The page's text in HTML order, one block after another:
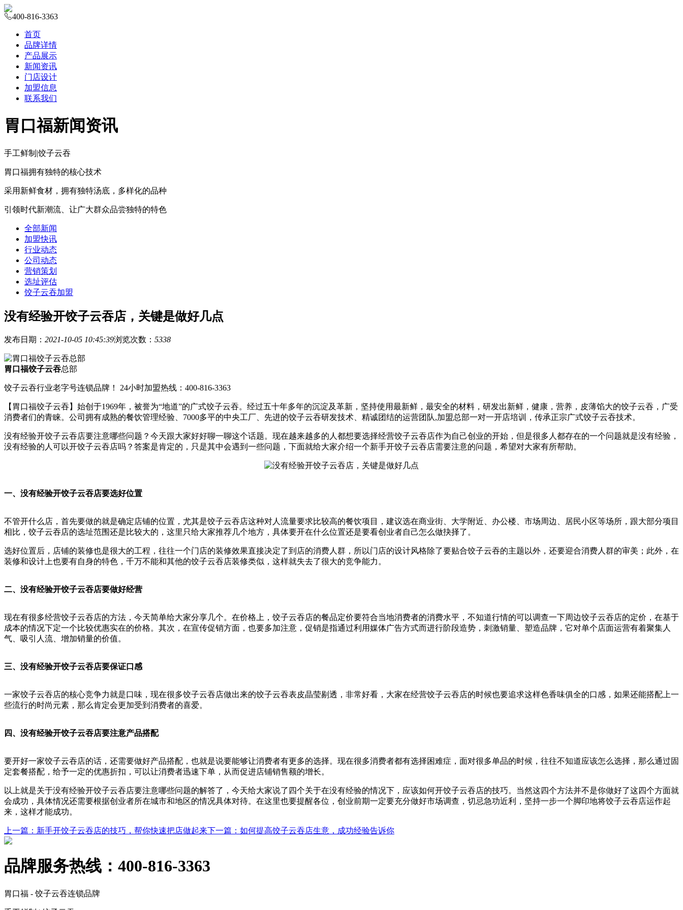
400-816-3363
首页
品牌详情
产品展示
新闻资讯
门店设计
加盟信息
联系我们
胃口福新闻资讯
手工鲜制 |饺子云吞
胃口福拥有独特的核心技术
采用新鲜食材，拥有独特汤底，多样化的品种
引领时代新潮流、让广大群众品尝独特的特色
全部新闻
加盟快讯
行业动态
公司动态
营销策划
选址评估
饺子云吞加盟
没有经验开饺子云吞店，关键是做好几点
发布日期： 2021-10-05 10:45:39浏览次数： 5338
胃口福饺子云吞总部
饺子云吞行业老字号连锁品牌！ 24小时加盟热线：400-816-3363
【胃口福饺子云吞】始创于1969年，被誉为“地道”的广式饺子云吞。经过五十年多年的沉淀及革新，坚持使用最新鲜，最安全的材料，研发出新鲜，健康，营养，皮薄馅大的饺子云吞，广受
消费者们的青睐。公司拥有成熟的餐饮管理经验、7000多平的中央工厂、先进的饺子云吞研发技术、精诚团结的运营团队,加盟总部一对一开店培训，传承正宗广式饺子云吞技术。
没有经验开饺子云吞店要注意哪些问题？今天跟大家好好聊一聊这个话题。现在越来越多的人都想要选择经营饺子云吞店作为自己创业的开始，但是很多人都存在的一个问题就是没有经验，
没有经验的人可以开饺子云吞店吗？答案是肯定的，只是其中会遇到一些问题，下面就给大家介绍一个新手开饺子云吞店需要注意的问题，希望对大家有所帮助。
一、没有经验开饺子云吞店要选好位置
不管开什么店，首先要做的就是确定店铺的位置，尤其是饺子云吞店这种对人流量要求比较高的餐饮项目，建议选在商业街、大学附近、办公楼、市场周边、居民小区等场所，跟大部分项目
相比，饺子云吞店的选址范围还是比较大的，这里只给大家推荐几个地方，具体要开在什么位置还是要看创业者自己怎么做抉择了。
选好位置后，店铺的装修也是很大的工程，往往一个门店的装修效果直接决定了到店的消费人群，所以门店的设计风格除了要贴合饺子云吞的主题以外，还要迎合消费人群的审美；此外，在
装修和设计上也要有自身的特色，千万不能和其他的饺子云吞店装修类似，这样就失去了很大的竞争能力。
二、没有经验开饺子云吞店要做好经营
现在有很多经营饺子云吞店的方法，今天简单给大家分享几个。在价格上，饺子云吞店的餐品定价要符合当地消费者的消费水平，不知道行情的可以调查一下周边饺子云吞店的定价，在基于
成本的情况下定一个比较优惠实在的价格。其次，在宣传促销方面，也要多加注意，促销是指通过利用媒体广告方式而进行阶段造势，刺激销量、塑造品牌，它对单个店面运营有着聚集人
气、吸引人流、增加销量的价值。
三、没有经验开饺子云吞店要保证口感
一家饺子云吞店的核心竞争力就是口味，现在很多饺子云吞店做出来的饺子云吞表皮晶莹剔透，非常好看，大家在经营饺子云吞店的时候也要追求这样色香味俱全的口感，如果还能搭配上一
些流行的时尚元素，那么肯定会更加受到消费者的喜爱。
四、没有经验开饺子云吞店要注意产品搭配
要开好一家饺子云吞店的话，还需要做好产品搭配，也就是说要能够让消费者有更多的选择。现在很多消费者都有选择困难症，面对很多单品的时候，往往不知道应该怎么选择，那么通过固
定套餐搭配，给予一定的优惠折扣，可以让消费者迅速下单，从而促进店铺销售额的增长。
以上就是关于没有经验开饺子云吞店要注意哪些问题的解答了，今天给大家说了四个关于在没有经验的情况下，应该如何开饺子云吞店的技巧。当然这四个方法并不是你做好了这四个方面就
会成功，具体情况还需要根据创业者所在城市和地区的情况具体对待。在这里也要提醒各位，创业前期一定要充分做好市场调查，切忌急功近利，坚持一步一个脚印地将饺子云吞店运作起
来，这样才能成功。
上一篇 ：新手开饺子云吞店的技巧，帮你快速把店做起来下一篇 ：如何提高饺子云吞店生意，成功经验告诉你
品牌服务热线： 400-816-3363
胃口福 - 饺子云吞连锁品牌